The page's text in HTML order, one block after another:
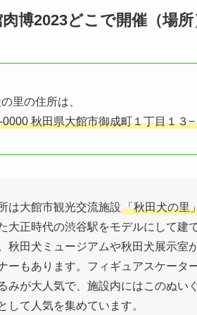
博2023どこで開催（場所
里の住所は、
0000 秋田県大館市御成町１丁目１３−
は大館市観光交流施設「秋田犬の里
大正時代の渋谷駅をモデルにして建
秋田犬ミュージアムや秋田犬展示室
ーもあります。フィギュアスケータ
みが大人気で、施設内にはこのぬい
して人気を集めています。